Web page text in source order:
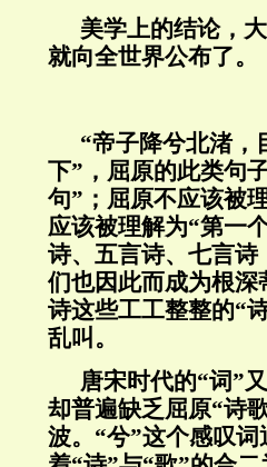
美学上的结论，
就向全世界公布了。
“帝子降兮北渚，
下”，屈原的此类句
句”；屈原不应该被
应该被理解为“第一
诗、五言诗、七言
们也因此而成为根
诗这些工工整整的“
乱叫。
唐宋时代的“词”
却普遍缺乏屈原“诗
波。“兮”这个感叹